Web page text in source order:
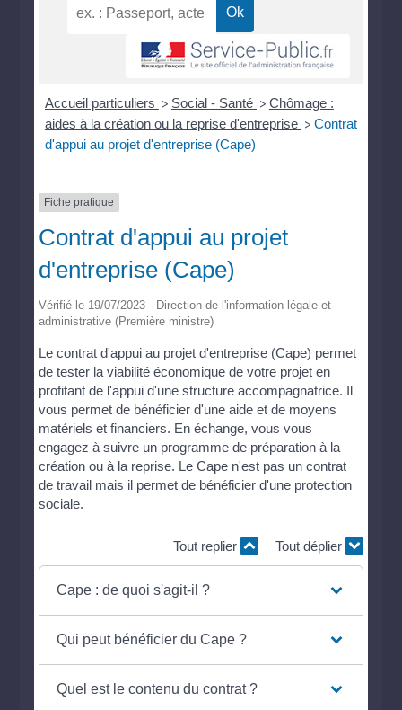
Accueil particuliers > Social - Santé > Chômage :
aides à la création ou la reprise d'entreprise > Contrat
d'appui au projet d'entreprise (Cape)
Fiche pratique
Contrat d'appui au projet
d'entreprise (Cape)
Vérifié le 19/07/2023 - Direction de l'information légale et
administrative (Première ministre)
Le contrat d'appui au projet d'entreprise (Cape) permet
de tester la viabilité économique de votre projet en
profitant de l'appui d'une structure accompagnatrice. Il
vous permet de bénéficier d'une aide et de moyens
matériels et financiers. En échange, vous vous
engagez à suivre un programme de préparation à la
création ou à la reprise. Le Cape n'est pas un contrat
de travail mais il permet de bénéficier d'une protection
sociale.
Tout replier Tout déplier
Cape : de quoi s'agit-il ?
Qui peut bénéficier du Cape ?
Quel est le contenu du contrat ?